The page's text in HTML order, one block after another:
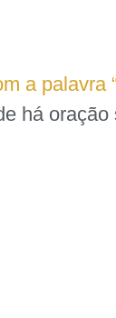
a palavra
há